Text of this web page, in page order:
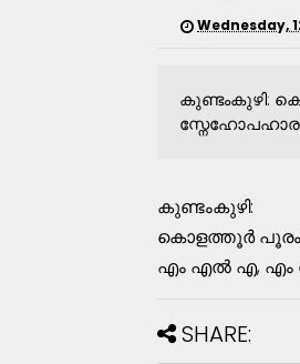
Wednesday,
കുണ്ടംകുഴി:
കുണ്ടംകുഴി:
കൊളത്തൂർ പൂരം
എം എൽ എ, എം
SHARE: